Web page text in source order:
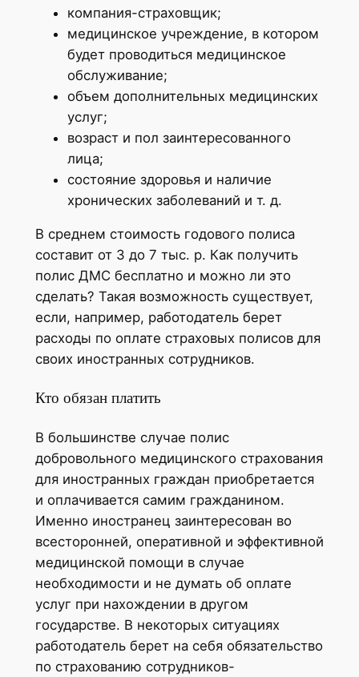
компания-страховщик;
медицинское учреждение, в котором
будет проводиться медицинское
обслуживание;
объем дополнительных медицинских
услуг;
возраст и пол заинтересованного
лица;
состояние здоровья и наличие
хронических заболеваний и т. д.
В среднем стоимость годового полиса
составит от 3 до 7 тыс. р. Как получить
полис ДМС бесплатно и можно ли это
сделать? Такая возможность существует,
если, например, работодатель берет
расходы по оплате страховых полисов для
своих иностранных сотрудников.
Кто обязан платить
В большинстве случае полис
добровольного медицинского страхования
для иностранных граждан приобретается
и оплачивается самим гражданином.
Именно иностранец заинтересован во
всесторонней, оперативной и эффективной
медицинской помощи в случае
необходимости и не думать об оплате
услуг при нахождении в другом
государстве. В некоторых ситуациях
работодатель берет на себя обязательство
по страхованию сотрудников-